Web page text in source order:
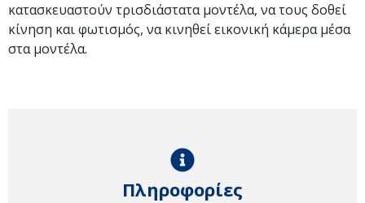
κατασκευαστούν τρισδιάστατα μοντέλα, να τους δοθεί
κίνηση και φωτισμός, να κινηθεί εικονική κάμερα μέσα
στα μοντέλα.
Πληροφορίες